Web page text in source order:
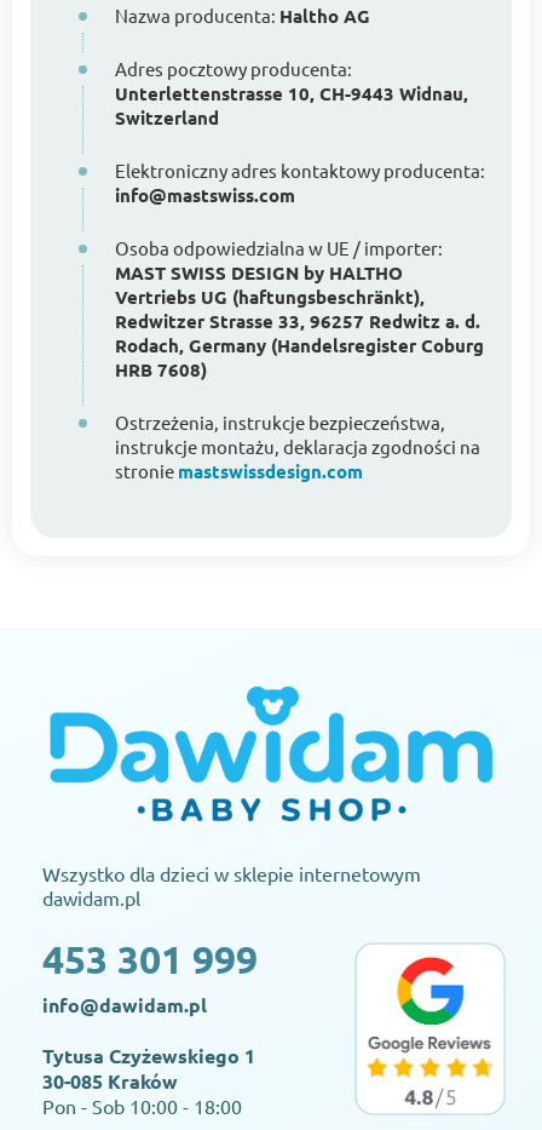
Nazwa producenta: Haltho AG
Adres pocztowy producenta:
Unterlettenstrasse 10, CH-9443 Widnau,
Switzerland
Elektroniczny adres kontaktowy producenta:
info@mastswiss.com
Osoba odpowiedzialna w UE / importer:
MAST SWISS DESIGN by HALTHO
Vertriebs UG (haftungsbeschränkt),
Redwitzer Strasse 33, 96257 Redwitz a. d.
Rodach, Germany (Handelsregister Coburg
HRB 7608)
Ostrzeżenia, instrukcje bezpieczeństwa,
instrukcje montażu, deklaracja zgodności na
stronie mastswissdesign.com
Wszystko dla dzieci w sklepie internetowym
dawidam.pl
453 301 999
info@dawidam.pl
Tytusa Czyżewskiego 1
30-085 Kraków
Pon - Sob 10:00 - 18:00